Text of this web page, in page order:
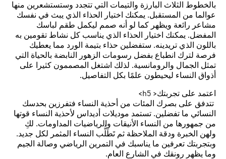
بالخطوط الثلاث البارزة والتيمات التي تتجدد وستستشعرين منها
عوالما من المستقبل. يمكنك اختيار الحذاء الذي يبث في نفسك
مشاعر رائعة ويظهر كما لو أنه صمم ليكمل طقم لباسك
المفضل. يمكنك اختيار الحذاء الذي يناسب كل نشاط تقومين به
باللون الذي تريدينه. ستفضلين حذاء بتيمة الورد مما يعطيك
فرصة لترك انطباع بفضل رسومات الزهور النابضة بالحياة التي
تمثل الجمال والرومانسية. لذلك اشتغل المصممون كثيرا على
أذواق النساء ليحيطون علمًا بكل التفاصيل.
اعتمد على تجربتك< h5>
تتدفق على بصرك المئات من أحذية النساء فتفرزين بحدسك
النسائي ما تفضلين. تستمد موديلات أديداس لأحذية النساء قوتها
من جمهورها من النساء الأنيقات والرياضيات المداومات. لكِ
ولهن الخبرة ودقة الملاحظة ثم تَطَلُّب النساء المثمر لكل جديد.
وبتجربتك تعرفين ما يناسبك في التمرين الرياضي وصالة الجيم
وما يظهر رونقك في الشارع العام.